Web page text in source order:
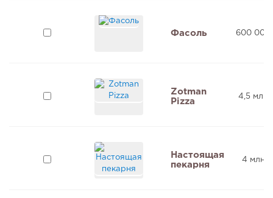
Фасоль 600 000
Zotman
Pizza
4,5 млн
Настоящая
пекарня
4 млн ₽